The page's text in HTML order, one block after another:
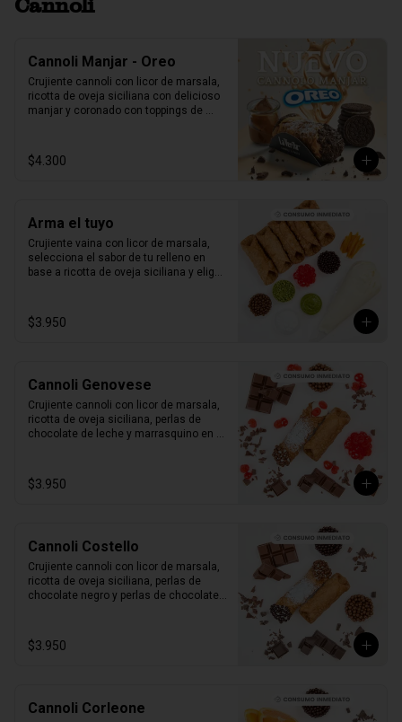
Cannoli Manjar - Oreo
Crujiente cannoli con licor de marsala,
ricotta de oveja siciliana con delicioso
manjar y coronado con toppings de
$4.300
Arma el tuyo
Crujiente vaina con licor de marsala,
selecciona el sabor de tu relleno en
base a ricotta de oveja siciliana y elige
1 unidad tamaño L
$3.950
Cannoli Genovese
Crujiente cannoli con licor de marsala,
ricotta de oveja siciliana, perlas de
chocolate de leche y marrasquino en
$3.950
Cannoli Costello
Crujiente cannoli con licor de marsala,
ricotta de oveja siciliana, perlas de
chocolate negro y perlas de chocolate
$3.950
Cannoli Corleone